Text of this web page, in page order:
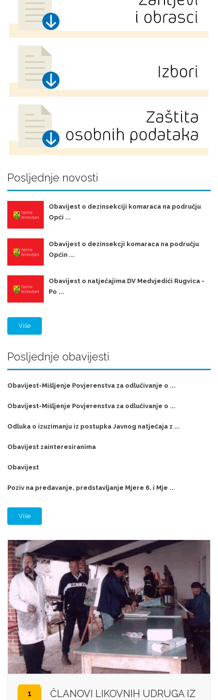
Posljednje novosti
Obavijest o dezinsekciji komaraca na području
Opći ...
Obavijest o dezinsekcji komaraca na području
Općin ...
Obavijest o natječajima DV Medvjedići Rugvica -
Po ...
Više
Posljednje obavijesti
Obavijest-Mišljenje Povjerenstva za odlučivanje o ...
Obavijest-Mišljenje Povjerenstva za odlučivanje o ...
Odluka o izuzimanju iz postupka Javnog natječaja z ...
Obavijest zainteresiranima
Obavijest
Poziv na predavanje, predstavljanje Mjere 6. i Mje ...
Više
1
ČLANOVI LIKOVNIH UDRUGA IZ